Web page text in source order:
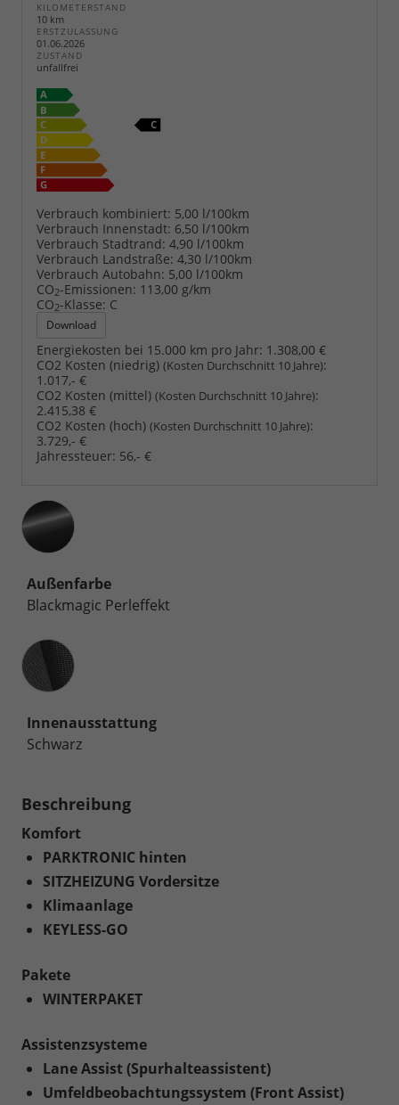
KILOMETERSTAND
10 km
ERSTZULASSUNG
01.06.2026
ZUSTAND
unfallfrei
Verbrauch kombiniert: 5,00 l/100km
Verbrauch Innenstadt: 6,50 l/100km
Verbrauch Stadtrand: 4,90 l/100km
Verbrauch Landstraße: 4,30 l/100km
Verbrauch Autobahn: 5,00 l/100km
CO2-Emissionen: 113,00 g/km
CO2-Klasse: C
Download
Energiekosten bei 15.000 km pro Jahr: 1.308,00 €
CO2 Kosten (niedrig) (Kosten Durchschnitt 10 Jahre):
1.017,- €
CO2 Kosten (mittel) (Kosten Durchschnitt 10 Jahre):
2.415,38 €
CO2 Kosten (hoch) (Kosten Durchschnitt 10 Jahre):
3.729,- €
Jahressteuer: 56,- €
Außenfarbe
Blackmagic Perleffekt
Innenausstattung
Innenausstattung
Schwarz
Beschreibung
Komfort
PARKTRONIC hinten
SITZHEIZUNG Vordersitze
Klimaanlage
KEYLESS-GO
Pakete
WINTERPAKET
Assistenzsysteme
Lane Assist (Spurhalteassistent)
Umfeldbeobachtungssystem (Front Assist)